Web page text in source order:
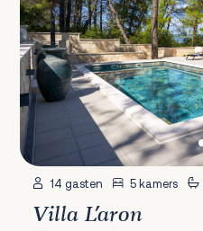
14 gasten 5 kamers
Villa L'aron